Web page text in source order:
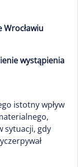
wystąpienia
istotny wpływ
sytuacji, gdy